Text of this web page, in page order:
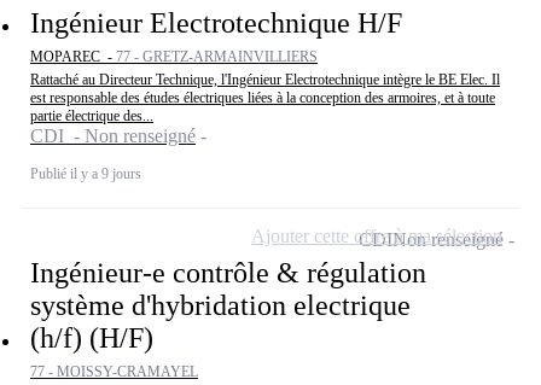
Ingénieur Electrotechnique H/F
MOPAREC - 77 - GRETZ-ARMAINVILLIERS
Rattaché au Directeur Technique, l'Ingénieur Electrotechnique intègre le BE Elec. Il
est responsable des études électriques liées à la conception des armoires, et à toute
partie électrique des...
CDI - Non renseigné
Publié il y a 9 jours
Ingénieur-e contrôle & régulation
système d'hybridation electrique
(h/f) (H/F)
77 - MOISSY-CRAMAYEL
CDINon renseigné
Ajouter cette offre à ma sélection